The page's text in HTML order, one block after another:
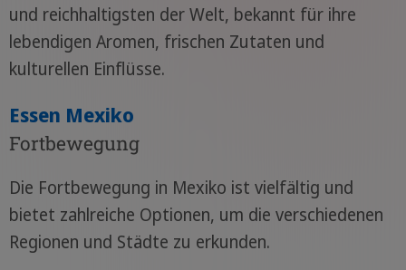
und reichhaltigsten der Welt, bekannt für ihre
lebendigen Aromen, frischen Zutaten und
kulturellen Einflüsse.
Essen Mexiko
Fortbewegung
Die Fortbewegung in Mexiko ist vielfältig und
bietet zahlreiche Optionen, um die verschiedenen
Regionen und Städte zu erkunden.